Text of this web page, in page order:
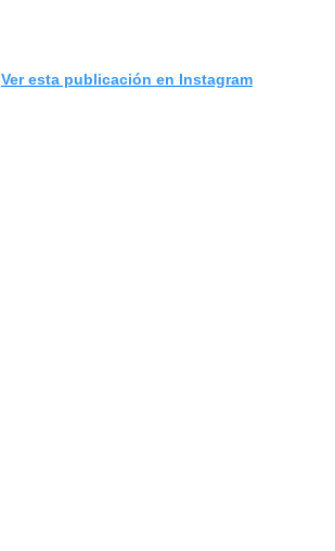
Ver esta publicación en Instagram